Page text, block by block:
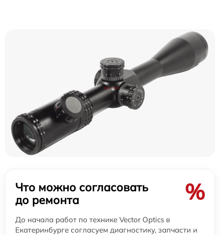
Что можно согласовать
до ремонта
%
До начала работ по технике Vector Optics в
Екатеринбурге согласуем диагностику, запчасти и